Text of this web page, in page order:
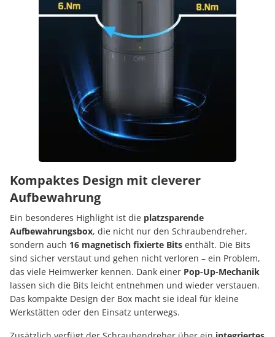
Kompaktes Design mit cleverer
Aufbewahrung
Ein besonderes Highlight ist die platzsparende
Aufbewahrungsbox, die nicht nur den Schraubendreher,
sondern auch 16 magnetisch fixierte Bits enthält. Die Bits
sind sicher verstaut und gehen nicht verloren – ein Problem,
das viele Heimwerker kennen. Dank einer Pop-Up-Mechanik
lassen sich die Bits leicht entnehmen und wieder verstauen.
Das kompakte Design der Box macht sie ideal für kleine
Werkstätten oder den Einsatz unterwegs.